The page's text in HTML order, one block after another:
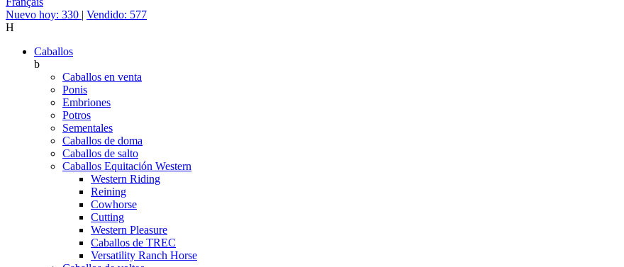
Nuevo hoy: 330 | Vendido: 577
H
Caballos
b
Caballos en venta
Ponis
Embriones
Potros
Sementales
Caballos de doma
Caballos de salto
Caballos Equitación Western
Western Riding
Reining
Cowhorse
Cutting
Western Pleasure
Caballos de TREC
Versatility Ranch Horse